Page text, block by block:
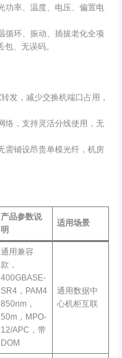
功率、温度、电压、偏置电
循环、振动、插拔老化全项
、无误码。
发，减少交换机端口占用，
络，支持灵活分线使用，无
需铺设昂贵单模光纤，机房
产品参数说
明
适用场景
通用兼容
款，
400GBASE-
SR4，PAM4
850nm，
50m，MPO-
12/APC，带
DOM
通用数据中
心机柜互联